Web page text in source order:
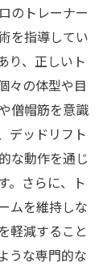
のトレーナー
を指導してい
り、正しいト
々の体型や目
僧帽筋を意識
デッドリフト
な動作を通じ
。さらに、ト
ムを維持しな
軽減すること
うな専門的な